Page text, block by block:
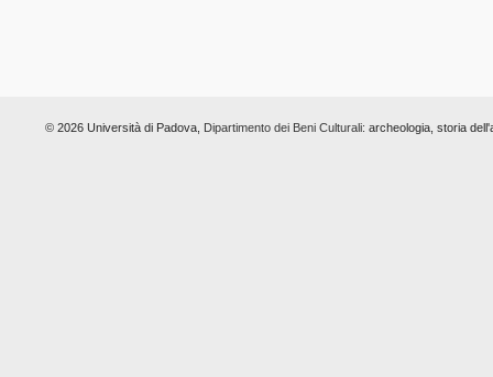
© 2026 Università di Padova, Dipartimento dei Beni Culturali: archeologia, storia